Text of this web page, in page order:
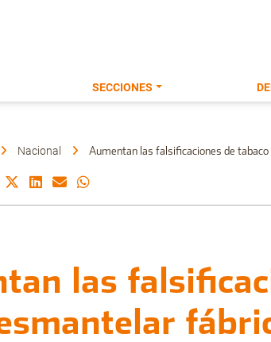
SECCIONES
Nacional Aumentan las falsificaciones de
las